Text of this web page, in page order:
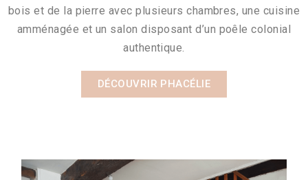
bois et de la pierre avec plusieurs chambres, une cuisine
amménagée et un salon disposant d’un poêle colonial
authentique.
DÉCOUVRIR PHACÉLIE